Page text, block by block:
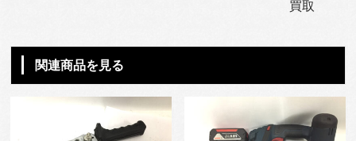
買取
関連商品を見る